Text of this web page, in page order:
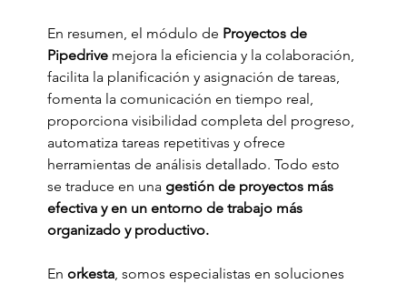
En resumen, el módulo de Proyectos de
Pipedrive mejora la eficiencia y la colaboración,
facilita la planificación y asignación de tareas,
fomenta la comunicación en tiempo real,
proporciona visibilidad completa del progreso,
automatiza tareas repetitivas y ofrece
herramientas de análisis detallado. Todo esto
se traduce en una gestión de proyectos más
efectiva y en un entorno de trabajo más
organizado y productivo.
En orkesta, somos especialistas en soluciones